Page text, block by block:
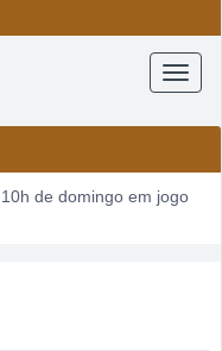
Menu
de domingo em jogo
identificada no